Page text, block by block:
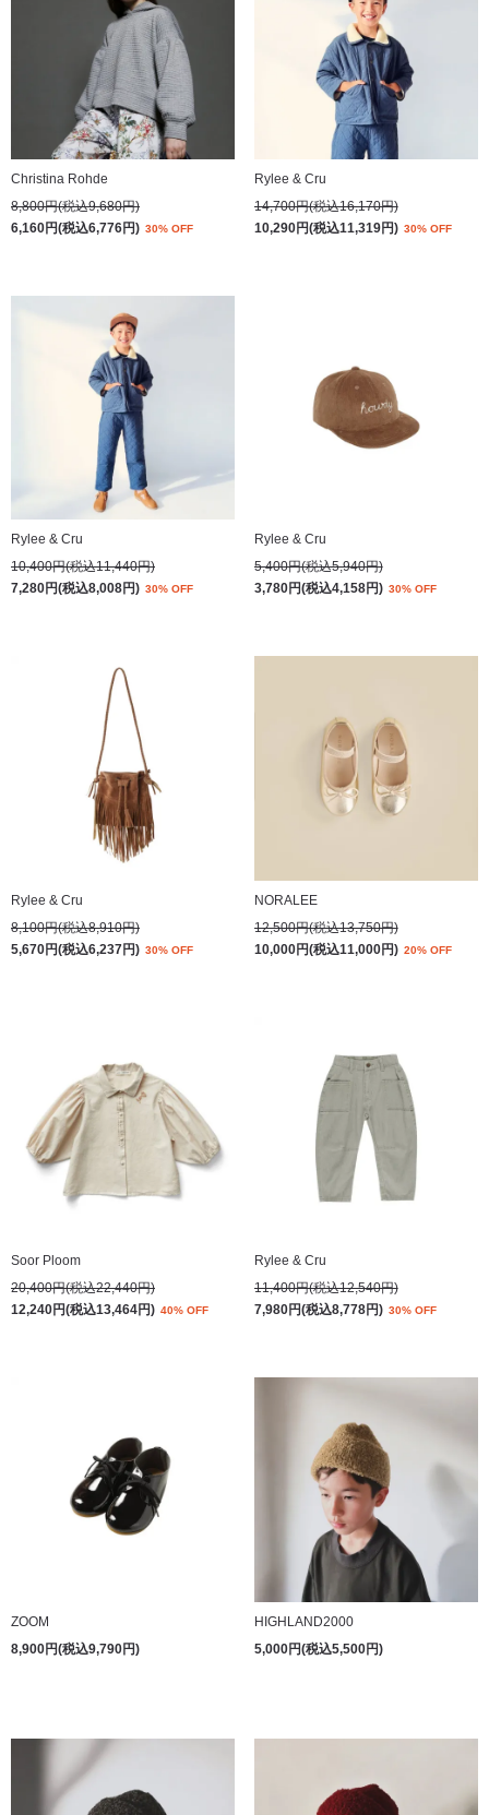
Christina Rohde
8,800円(税込9,680円)
6,160円(税込6,776円) 30% OFF
Rylee & Cru
14,700円(税込16,170円)
10,290円(税込11,319円) 30% OFF
Rylee & Cru
10,400円(税込11,440円)
7,280円(税込8,008円) 30% OFF
Rylee & Cru
5,400円(税込5,940円)
3,780円(税込4,158円) 30% OFF
Rylee & Cru
8,100円(税込8,910円)
5,670円(税込6,237円) 30% OFF
NORALEE
12,500円(税込13,750円)
10,000円(税込11,000円) 20% OFF
Soor Ploom
20,400円(税込22,440円)
12,240円(税込13,464円) 40% OFF
Rylee & Cru
11,400円(税込12,540円)
7,980円(税込8,778円) 30% OFF
ZOOM
8,900円(税込9,790円)
HIGHLAND2000
5,000円(税込5,500円)